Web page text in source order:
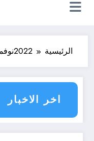
الرئيسية 2022
اخر الاخبار
عناوين و أرقام هاتف